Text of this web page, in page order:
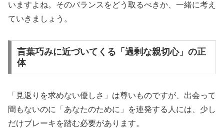
いますよね。そのバランスをどう取るべきか、一緒に考え
ていきましょう。
言葉巧みに近づいてくる「過剰な親切心」の正
体
「見返りを求めない優しさ」は尊いものですが、出会って
間もないのに「あなたのために」を連発する人には、少し
だけブレーキを踏む必要があります。